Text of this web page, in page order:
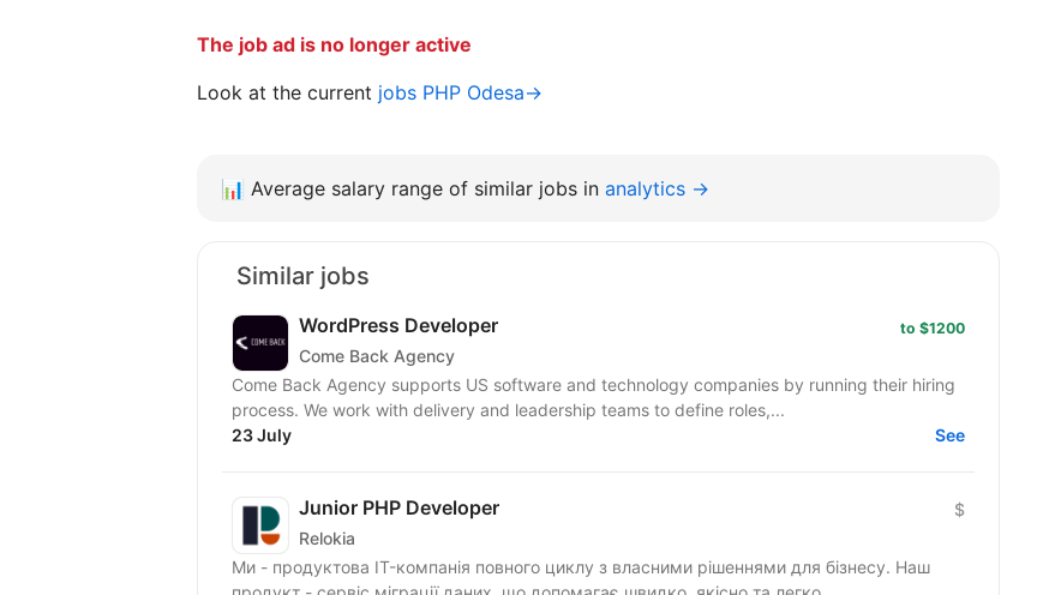
The job ad is no longer active
Look at the current jobs PHP Odesa→
📊 Average salary range of similar jobs in analytics →
Similar jobs
WordPress Developer
Come Back Agency
to $1200
Come Back Agency supports US software and technology companies by running their hiring
process. We work with delivery and leadership teams to define roles,...
23 July
See
Junior PHP Developer
Relokia
$
Ми - продуктова IT-компанія повного циклу з власними рішеннями для бізнесу. Наш